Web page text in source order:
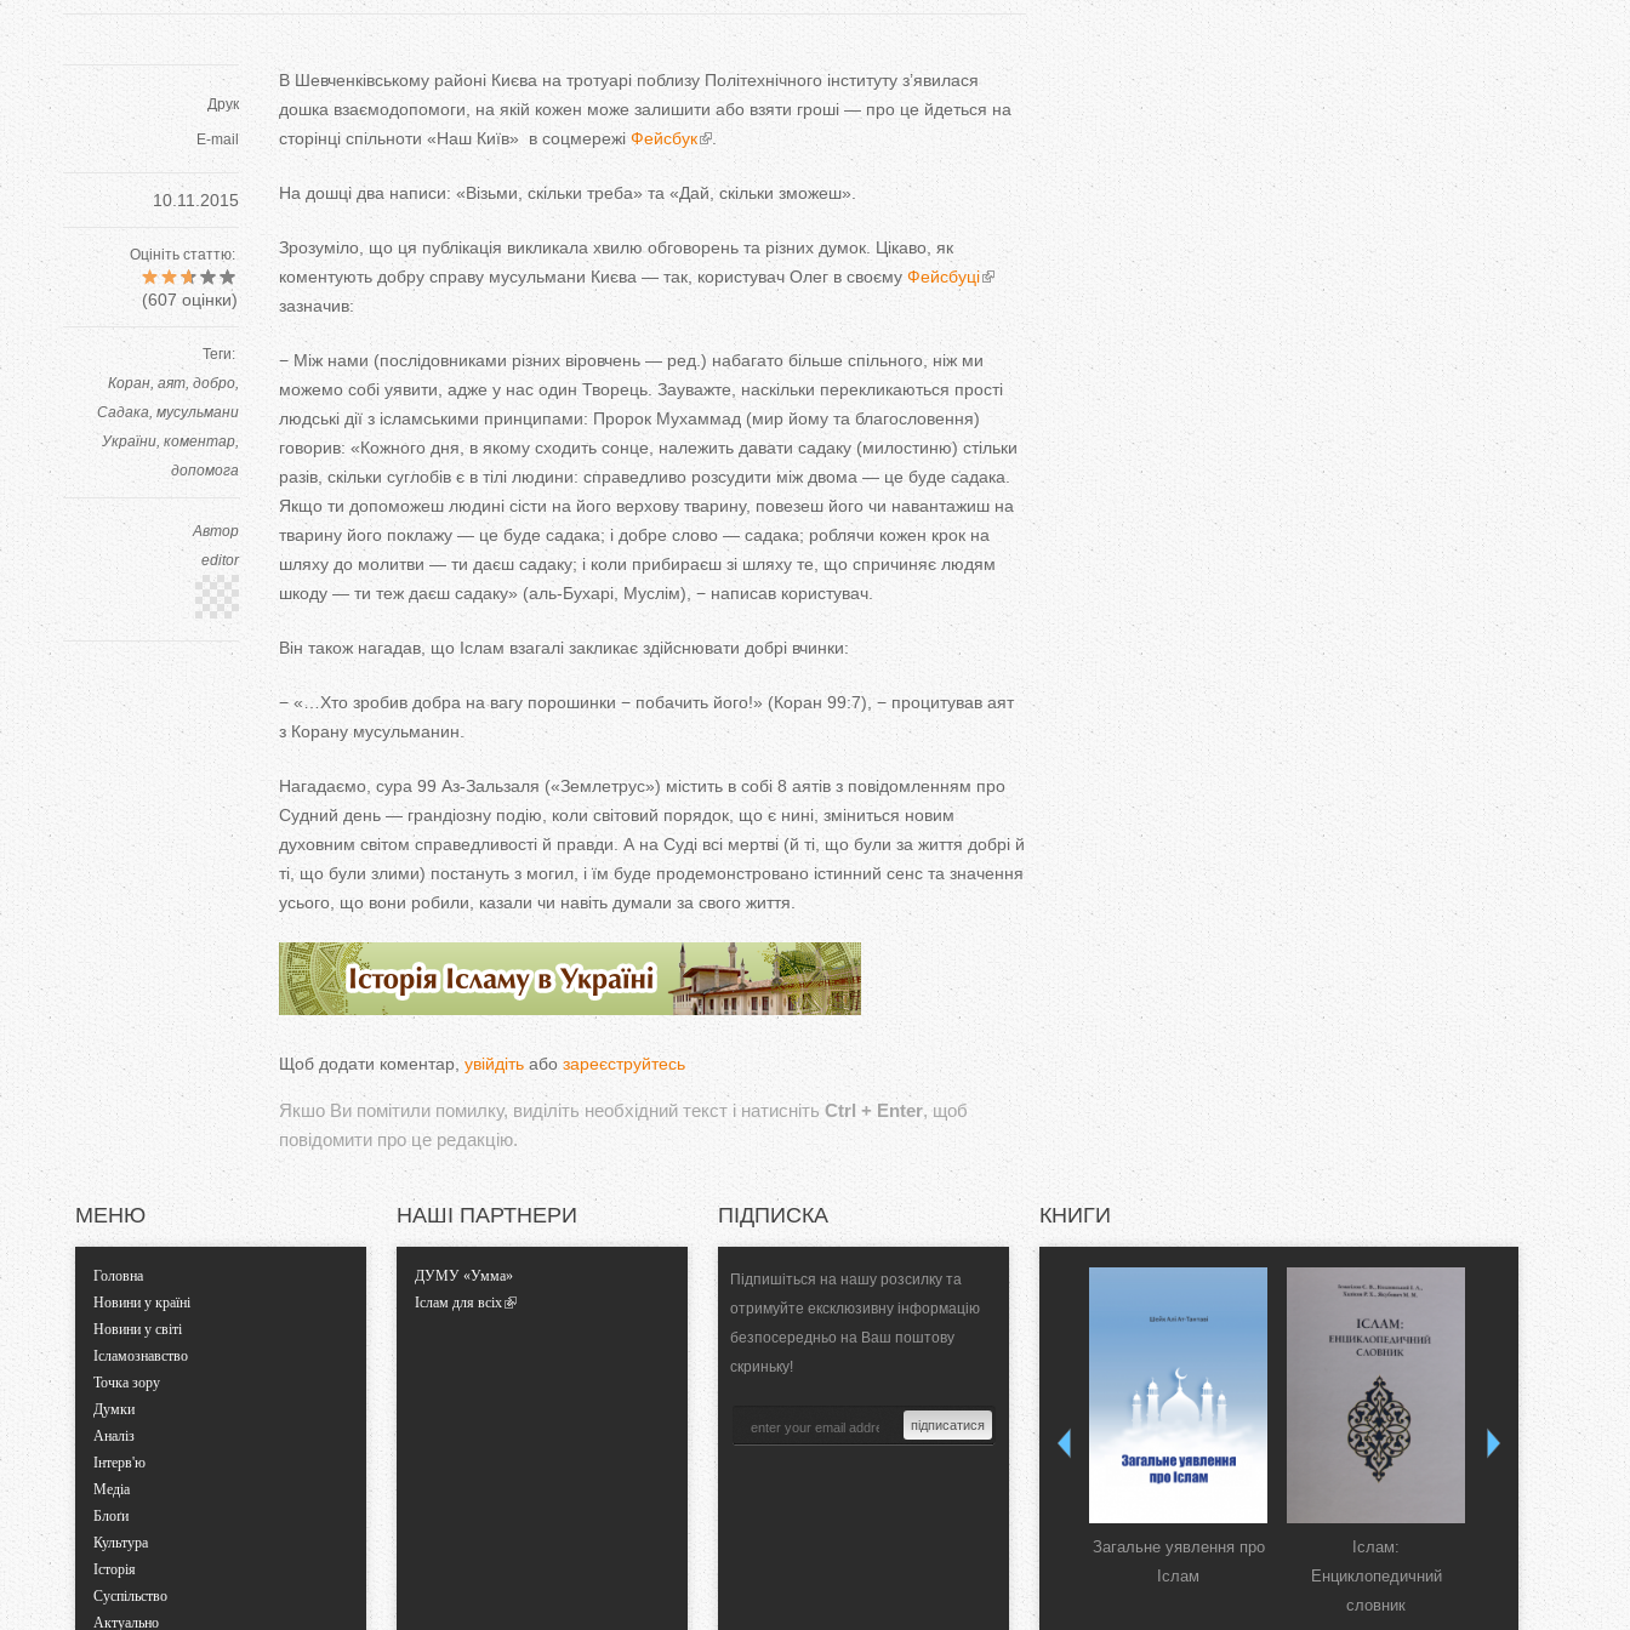
Друк
E-mail
10.11.2015
Оцініть статтю:
(607 оцінки)
Теги:
Коран аят добро
Садака мусульмани
України коментар
допомога
Автор
editor
В Шевченківському районі Києва на тротуарі поблизу Політехнічного інституту з’явилася
дошка взаємодопомоги, на якій кожен може залишити або взяти гроші — про це йдеться на
сторінці спільноти «Наш Київ» в соцмережі Фейсбук
На дошці два написи: «Візьми, скільки треба» та «Дай, скільки зможеш».
Зрозуміло, що ця публікація викликала хвилю обговорень та різних думок. Цікаво, як
коментують добру справу мусульмани Києва — так, користувач Олег в своєму Фейсбуці
зазначив:
− Між нами (послідовниками різних віровчень — ред.) набагато більше спільного, ніж ми
можемо собі уявити, адже у нас один Творець. Зауважте, наскільки перекликаються прості
людські дії з ісламськими принципами: Пророк Мухаммад (мир йому та благословення)
говорив: «Кожного дня, в якому сходить сонце, належить давати садаку (милостиню) стільки
разів, скільки суглобів є в тілі людини: справедливо розсудити між двома — це буде садака.
Якщо ти допоможеш людині сісти на його верхову тварину, повезеш його чи навантажиш на
тварину його поклажу — це буде садака; і добре слово — садака; роблячи кожен крок на
шляху до молитви — ти даєш садаку; і коли прибираєш зі шляху те, що спричиняє людям
шкоду — ти теж даєш садаку» (аль-Бухарі, Муслім), − написав користувач.
Він також нагадав, що Іслам взагалі закликає здійснювати добрі вчинки:
− «…Хто зробив добра на вагу порошинки − побачить його!» (Коран 99:7), − процитував аят
з Корану мусульманин.
Нагадаємо, сура 99 Аз-Зальзаля («Землетрус») містить в собі 8 аятів з повідомленням про
Судний день — грандіозну подію, коли світовий порядок, що є нині, зміниться новим
духовним світом справедливості й правди. А на Суді всі мертві (й ті, що були за життя добрі й
ті, що були злими) постануть з могил, і їм буде продемонстровано істинний сенс та значення
усього, що вони робили, казали чи навіть думали за свого життя.
Щоб додати коментар, увійдіть або зареєструйтесь
Якшо Ви помітили помилку, виділіть необхідний текст і натисніть Ctrl + Enter, щоб
повідомити про це редакцію.
T
b
s
МЕНЮ
Головна
Новини у країні
Новини у світі
Ісламознавство
Точка зору
Думки
Аналіз
Інтерв'ю
Медіа
Блоґи
Культура
Історія
Суспільство
Актуально
НАШІ ПАРТНЕРИ
ДУМУ «Умма»
Іслам для всіх
ПІДПИСКА
Підпишіться на нашу розсилку та
отримуйте ексклюзивну інформацію
безпосередньо на Ваш поштову
скриньку!
КНИГИ
Загальне уявлення про
Іслам
Іслам:
Енциклопедичний
словник
Коран.
смислів
мовою